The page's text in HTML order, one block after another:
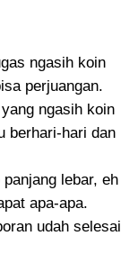
ngasih koin
perjuangan.
ngasih koin
berhari-hari dan
lebar, eh
apa-apa.
udah selesai